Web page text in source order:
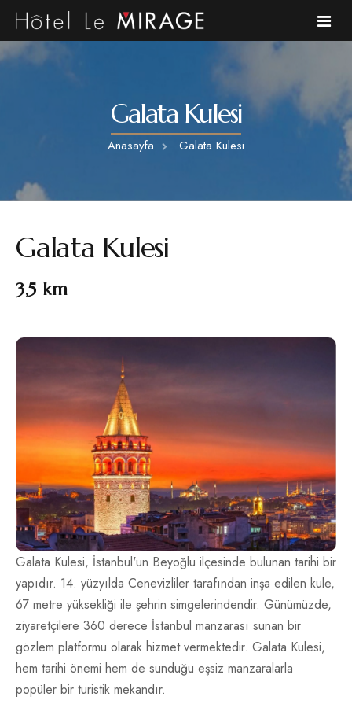
Galeri
Bölge
EN
Galata Kulesi
Anasayfa Galata Kulesi
Galata Kulesi
3,5 km
Galata Kulesi, İstanbul'un Beyoğlu ilçesinde bulunan tarihi bir
yapıdır. 14. yüzyılda Cenevizliler tarafından inşa edilen kule,
67 metre yüksekliği ile şehrin simgelerindendir. Günümüzde,
ziyaretçilere 360 derece İstanbul manzarası sunan bir
gözlem platformu olarak hizmet vermektedir. Galata Kulesi,
hem tarihi önemi hem de sunduğu eşsiz manzaralarla
popüler bir turistik mekandır.